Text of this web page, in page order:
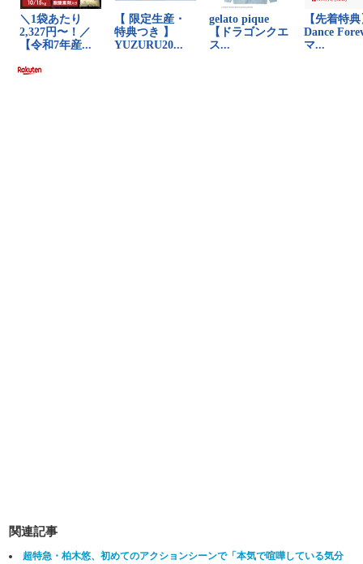
関連記事
超特急・柏木悠、初めてのアクションシーンで「本気で喧嘩している気分